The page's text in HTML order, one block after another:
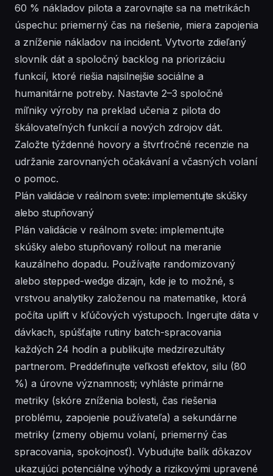
60 % nákladov pilota a zarovnajte sa na metrikách
úspechu: priemerný čas na riešenie, miera zapojenia
a zníženie nákladov na incident. Vytvorte zdieľaný
slovník dát a spoločný backlog na priorizáciu
funkcií, ktoré riešia najsilnejšie sociálne a
humanitárne potreby. Nastavte 2–3 spoločné
míľniky výroby na preklad učenia z pilota do
škálovateľných funkcií a nových zdrojov dát.
Založte týždenné hovory a štvrťročné recenzie na
udržanie zarovnaných očakávaní a včasných volaní
o pomoc.
Plán validácie v reálnom svete: implementujte skúšky
alebo stupňovaný
Plán validácie v reálnom svete: implementujte
skúšky alebo stupňovaný rollout na meranie
kauzálneho dopadu. Používajte randomizovaný
alebo stepped-wedge dizajn, kde je to možné, s
vrstvou analytiky založenou na matematike, ktorá
počíta uplift v kľúčových výstupoch. Ingerujte dáta v
dávkach, spúšťajte rutiny batch-spracovania
každých 24 hodín a publikujte medzirezultáty
partnerom. Preddefinujte veľkosti efektov, silu (80
%) a úrovne významnosti; vyhláste primárne
metriky (skóre zníženia bolesti, čas riešenia
problému, zapojenie používateľa) a sekundárne
metriky (zmeny objemu volaní, priemerný čas
spracovania, spokojnosť). Vybudujte balík dôkazov
ukazujúci potenciálne výhody a rizikovými upravené